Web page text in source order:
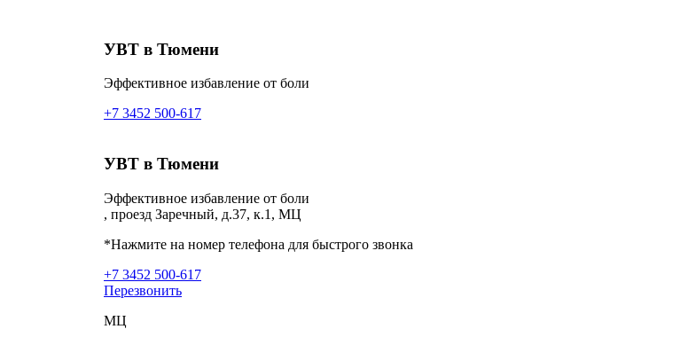
УВТ в Тюмени
Эффективное избавление от боли
+7 3452 500-617
УВТ в Тюмени
Эффективное избавление от боли
, проезд Заречный, д.37, к.1, МЦ
*Нажмите на номер телефона для быстрого звонка
+7 3452 500-617
Перезвонить
МЦ